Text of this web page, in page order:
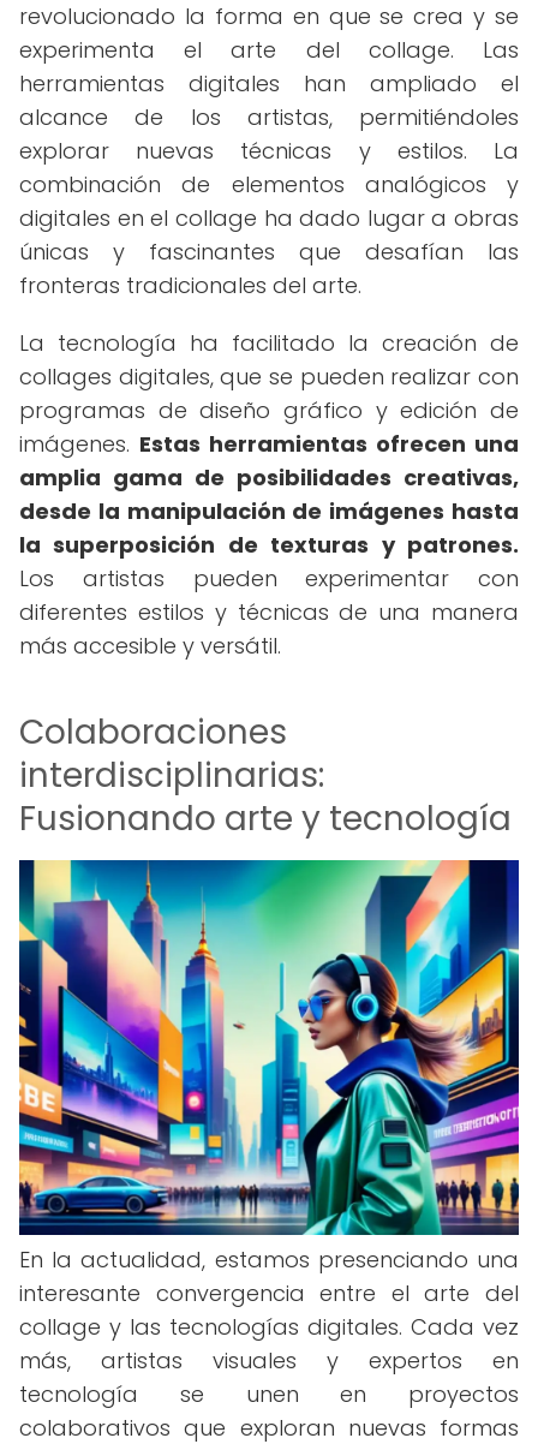
revolucionado la forma en que se crea y se
experimenta el arte del collage. Las
herramientas digitales han ampliado el
alcance de los artistas, permitiéndoles
explorar nuevas técnicas y estilos. La
combinación de elementos analógicos y
digitales en el collage ha dado lugar a obras
únicas y fascinantes que desafían las
fronteras tradicionales del arte.
La tecnología ha facilitado la creación de
collages digitales, que se pueden realizar con
programas de diseño gráfico y edición de
imágenes. Estas herramientas ofrecen una
amplia gama de posibilidades creativas,
desde la manipulación de imágenes hasta
la superposición de texturas y patrones.
Los artistas pueden experimentar con
diferentes estilos y técnicas de una manera
más accesible y versátil.
Colaboraciones
interdisciplinarias:
Fusionando arte y tecnología
En la actualidad, estamos presenciando una
interesante convergencia entre el arte del
collage y las tecnologías digitales. Cada vez
más, artistas visuales y expertos en
tecnología se unen en proyectos
colaborativos que exploran nuevas formas